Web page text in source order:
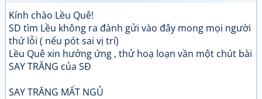
Kính chào Lều Quê!
SD tìm Lều không ra đành gửi vào đây mong mọi người
thứ lỗi ( nếu pót sai vị trí)
Lều Quê xin hưởng ứng , thử hoạ loạn vần một chút bài
SAY TRĂNG của SĐ
SAY TRĂNG MẤT NGỦ